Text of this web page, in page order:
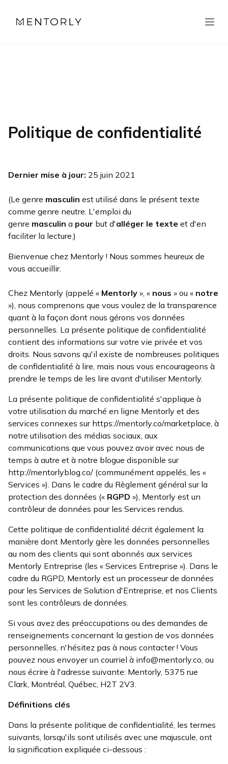
Politique de confidentialité
Dernier mise à jour: 25 juin 2021
(Le genre masculin est utilisé dans le présent texte
comme genre neutre. L'emploi du
genre masculin a pour but d'alléger le texte et d'en
faciliter la lecture.)
Bienvenue chez Mentorly ! Nous sommes heureux de
vous accueillir.
Chez Mentorly (appelé « Mentorly », « nous » ou « notre
»), nous comprenons que vous voulez de la transparence
quant à la façon dont nous gérons vos données
personnelles. La présente politique de confidentialité
contient des informations sur votre vie privée et vos
droits. Nous savons qu'il existe de nombreuses politiques
de confidentialité à lire, mais nous vous encourageons à
prendre le temps de les lire avant d'utiliser Mentorly.
La présente politique de confidentialité s'applique à
votre utilisation du marché en ligne Mentorly et des
services connexes sur https://mentorly.co/marketplace, à
notre utilisation des médias sociaux, aux
communications que vous pouvez avoir avec nous de
temps à autre et à notre blogue disponible sur
http://mentorlyblog.co/ (communément appelés, les «
Services »). Dans le cadre du Règlement général sur la
protection des données (« RGPD »), Mentorly est un
contrôleur de données pour les Services rendus.
Cette politique de confidentialité décrit également la
manière dont Mentorly gère les données personnelles
au nom des clients qui sont abonnés aux services
Mentorly Entreprise (les « Services Entreprise »). Dans le
cadre du RGPD, Mentorly est un processeur de données
pour les Services de Solution d'Entreprise, et nos Clients
sont les contrôleurs de données.
Si vous avez des préoccupations ou des demandes de
renseignements concernant la gestion de vos données
personnelles, n'hésitez pas à nous contacter ! Vous
pouvez nous envoyer un courriel à info@mentorly.co, ou
nous écrire à l'adresse suivante: Mentorly, 5375 rue
Clark, Montréal, Québec, H2T 2V3.
Définitions clés
Dans la présente politique de confidentialité, les termes
suivants, lorsqu'ils sont utilisés avec une majuscule, ont
la signification expliquée ci-dessous :